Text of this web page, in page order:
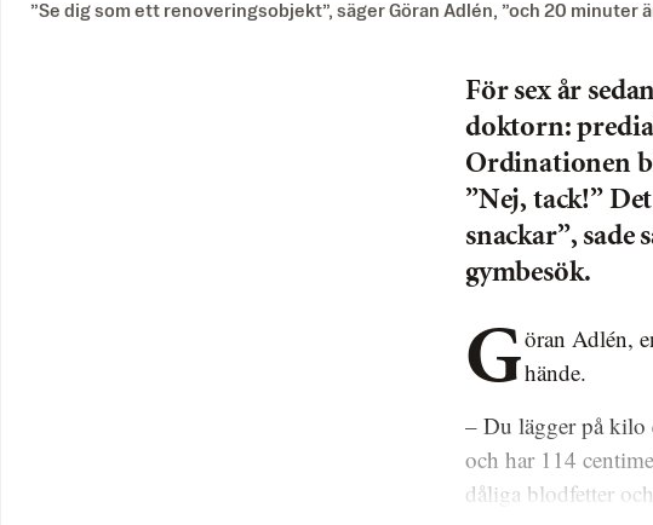
”Se dig som ett renoveringsobjekt”, säger Göran Adlén, ”och 20
För sex år
doktorn:
Ordinationen
”Nej, tack!”
snackar”, sade
gymbesök.
Göran Adlén, en av Sveriges populäraste föreläsare, vet precis vad somhände.
– Du lägger på kilo
och har 114
dåliga blodfetter och